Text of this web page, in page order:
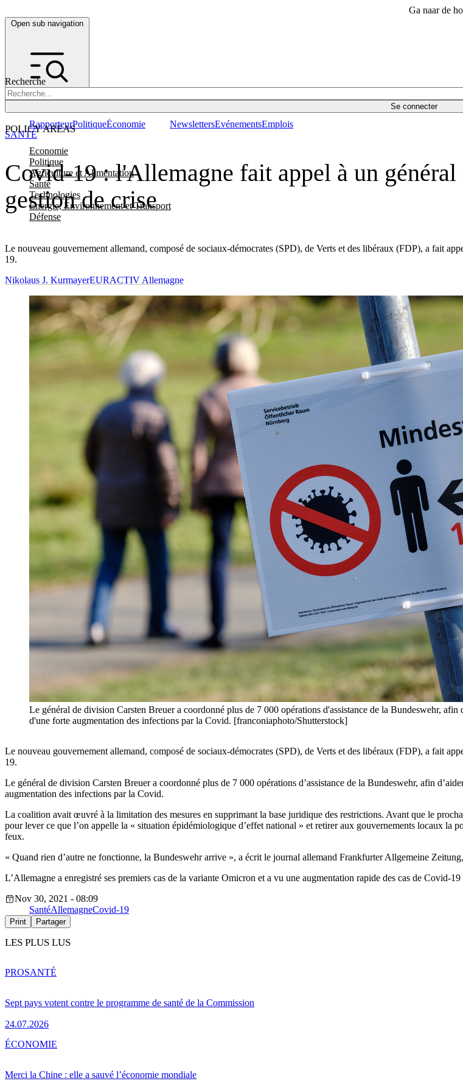
Ga naar de
Open sub navigation
Recherche
Se connecter
POLICY AREAS
Economie
Politique
Agriculture et Alimentation
Santé
Technologies
Energie, Environnement et Transport
Défense
RapporteurPolitiqueÉconomie NewslettersEvénementsEmplois
Covid-19 : l'Allemagne fait appel à un
gestion de crise
Le nouveau gouvernement allemand, composé de sociaux-démocrates (SPD), de Verts et des libéraux (FDP), a fait
19.
SANTÉ
Nikolaus J. KurmayerEURACTIV Allemagne
Le général de division Carsten Breuer a coordonné plus de 7 000 opérations d'assistance de la Bundeswehr,
d'une forte augmentation des infections par la Covid. [franconiaphoto/Shutterstock]
Le nouveau gouvernement allemand, composé de sociaux-démocrates (SPD), de Verts et des libéraux (FDP), a fait
19.
Le général de division Carsten Breuer a coordonné plus de 7 000 opérations d’assistance de la Bundeswehr, afin
augmentation des infections par la Covid.
La coalition avait œuvré à la limitation des mesures en supprimant la base juridique des restrictions. Avant que le
pour lever ce que l’on appelle la « situation épidémiologique d’effet national » et retirer aux gouvernements locaux la
feux.
« Quand rien d’autre ne fonctionne, la Bundeswehr arrive », a écrit le journal allemand Frankfurter Allgemeine
L’Allemagne a enregistré ses premiers cas de la variante Omicron et a vu une augmentation rapide des cas de Covid-19
Nov 30, 2021 - 08:09
SantéAllemagneCovid-19
Print Partager
LES PLUS LUS
Sept pays votent contre le programme de santé de la Commission
24.07.2026
PROSANTÉ
Merci la Chine : elle a sauvé l’économie mondiale
ÉCONOMIE